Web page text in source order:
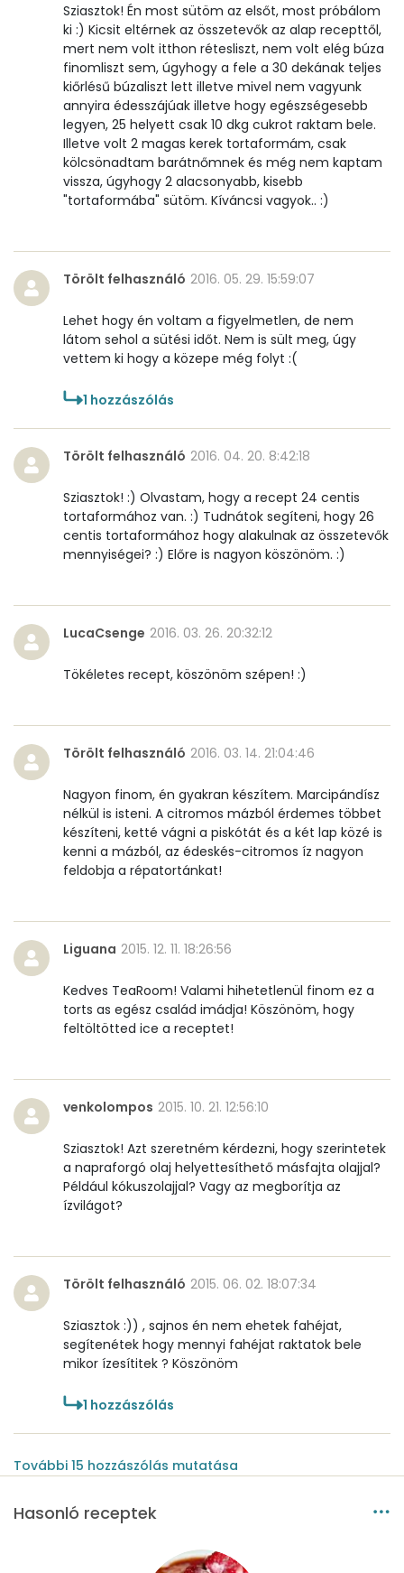
Sziasztok! Én most sütöm az elsőt, most próbálom
ki :) Kicsit eltérnek az összetevők az alap recepttől,
mert nem volt itthon rétesliszt, nem volt elég búza
finomliszt sem, úgyhogy a fele a 30 dekának teljes
kiőrlésű búzaliszt lett illetve mivel nem vagyunk
annyira édesszájúak illetve hogy egészségesebb
legyen, 25 helyett csak 10 dkg cukrot raktam bele.
Illetve volt 2 magas kerek tortaformám, csak
kölcsönadtam barátnőmnek és még nem kaptam
vissza, úgyhogy 2 alacsonyabb, kisebb
"tortaformába" sütöm. Kíváncsi vagyok.. :)
Törölt felhasználó 2016. 05. 29. 15:59:07
Lehet hogy én voltam a figyelmetlen, de nem
látom sehol a sütési időt. Nem is sült meg, úgy
vettem ki hogy a közepe még folyt :(
1 hozzászólás
Törölt felhasználó 2016. 04. 20. 8:42:18
Sziasztok! :) Olvastam, hogy a recept 24 centis
tortaformához van. :) Tudnátok segíteni, hogy 26
centis tortaformához hogy alakulnak az összetevők
mennyiségei? :) Előre is nagyon köszönöm. :)
LucaCsenge 2016. 03. 26. 20:32:12
Tökéletes recept, köszönöm szépen! :)
Törölt felhasználó 2016. 03. 14. 21:04:46
Nagyon finom, én gyakran készítem. Marcipándísz
nélkül is isteni. A citromos mázból érdemes többet
készíteni, ketté vágni a piskótát és a két lap közé is
kenni a mázból, az édeskés-citromos íz nagyon
feldobja a répatortánkat!
Liguana 2015. 12. 11. 18:26:56
Kedves TeaRoom! Valami hihetetlenül finom ez a
torts as egész család imádja! Köszönöm, hogy
feltöltötted ice a receptet!
venkolompos 2015. 10. 21. 12:56:10
Sziasztok! Azt szeretném kérdezni, hogy szerintetek
a napraforgó olaj helyettesíthető másfajta olajjal?
Például kókuszolajjal? Vagy az megborítja az
ízvilágot?
Törölt felhasználó 2015. 06. 02. 18:07:34
Sziasztok :)) , sajnos én nem ehetek fahéjat,
segítenétek hogy mennyi fahéjat raktatok bele
mikor ízesítitek ? Köszönöm
1 hozzászólás
További 15 hozzászólás mutatása
Hasonló receptek